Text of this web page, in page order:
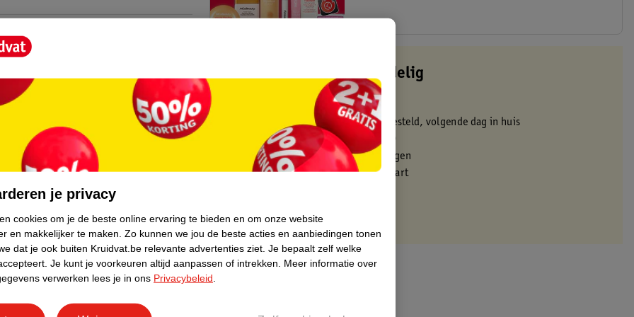
om je wenkbrauwen op te vullen. Met
Kruidvat is altijd voordelig
Gratis ophalen in de winkel
Op werkdagen voor 22:00 uur besteld, volgende dag in huis
Gratis thuisbezorgd vanaf 50.00
Gratis retourneren binnen 30 dagen
Gratis punten met je Kruidvat kaart
je privacy
cookies om je de beste online ervaring te bieden en om onze website
en makkelijker te maken. Zo kunnen we jou de beste acties en aanbiedingen tonen
dat je ook buiten Kruidvat.be relevante advertenties ziet. Je bepaalt zelf welke
Je kunt je voorkeuren altijd aanpassen of intrekken.
Meer informatie over
verwerken lees je in ons Privacybeleid